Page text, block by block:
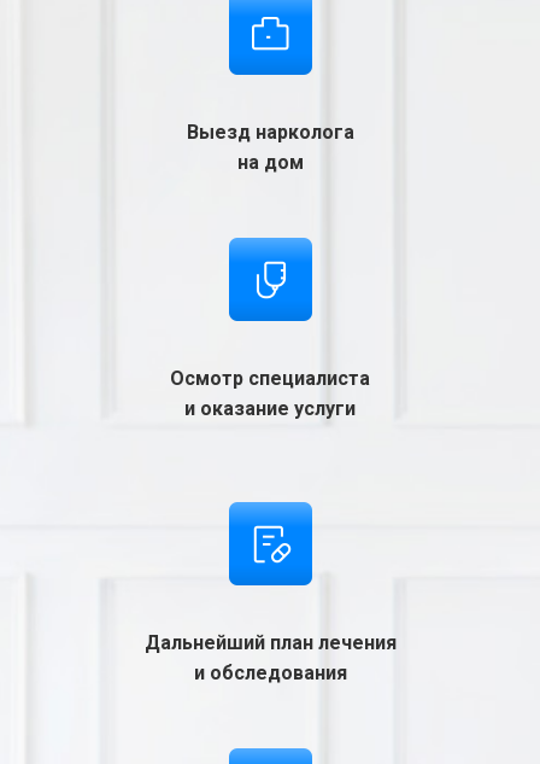
Выезд нарколога
на дом
Осмотр специалиста
и оказание услуги
Дальнейший план лечения
и обследования